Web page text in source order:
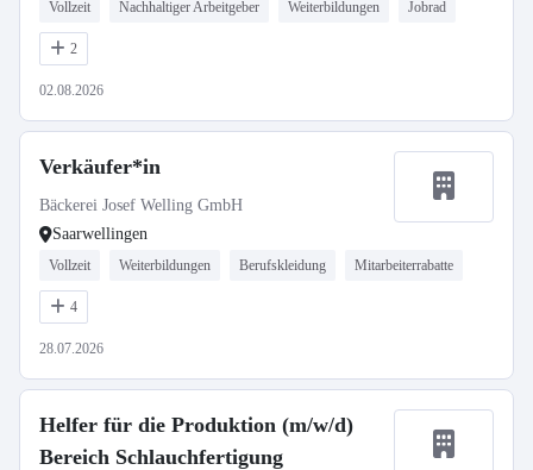
Vollzeit Nachhaltiger Arbeitgeber Weiterbildungen Jobrad
2
02.08.2026
Verkäufer*in
Bäckerei Josef Welling GmbH
Saarwellingen
Vollzeit Weiterbildungen Berufskleidung Mitarbeiterrabatte
4
28.07.2026
Helfer für die Produktion (m/w/d)
Bereich Schlauchfertigung